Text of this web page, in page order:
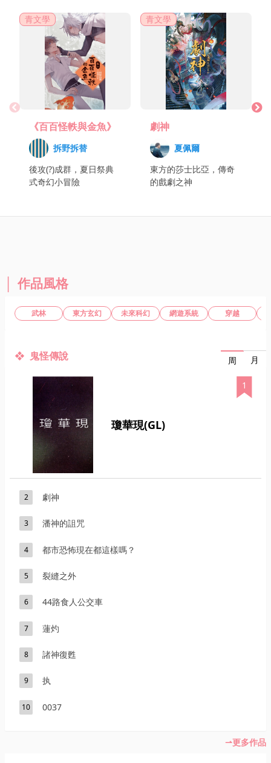
青文學
《百百怪軼與金魚》
拆野拆替
後攻(?)成群，夏日祭典
式奇幻小冒險
青文學
劇神
夏佩爾
東方的莎士比亞，傳奇
的戲劇之神
作品風格
武林 東方玄幻 未來科幻 網遊系統 穿越
鬼怪傳說 周 月
1
瓊華現(GL)
劇神
2
潘神的詛咒
3
都市恐怖現在都這樣嗎？
4
裂縫之外
5
44路食人公交車
6
蓮灼
7
諸神復甦
8
执
9
0037
10
更多作品